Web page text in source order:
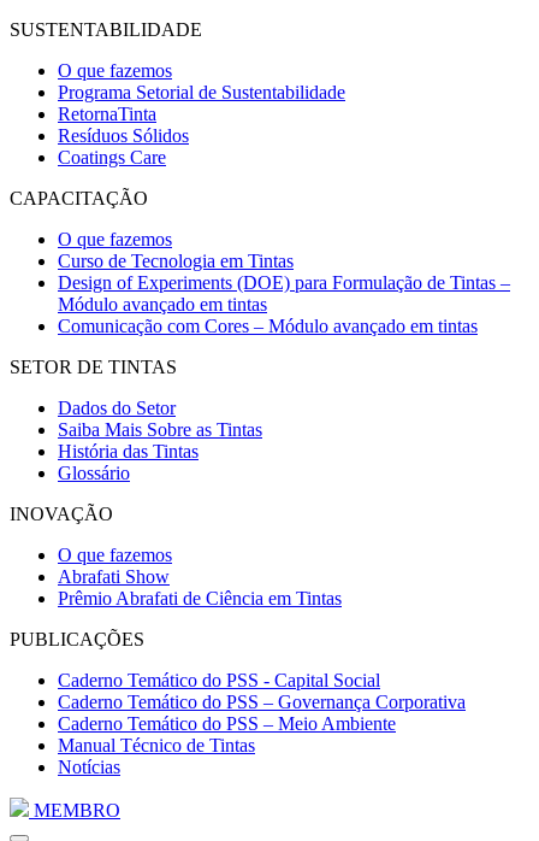
SUSTENTABILIDADE
O que fazemos
Programa Setorial de Sustentabilidade
RetornaTinta
Resíduos Sólidos
Coatings Care
CAPACITAÇÃO
O que fazemos
Curso de Tecnologia em Tintas
Design of Experiments (DOE) para Formulação de Tintas –
Módulo avançado em tintas
Comunicação com Cores – Módulo avançado em tintas
SETOR DE TINTAS
Dados do Setor
Saiba Mais Sobre as Tintas
História das Tintas
Glossário
INOVAÇÃO
O que fazemos
Abrafati Show
Prêmio Abrafati de Ciência em Tintas
PUBLICAÇÕES
Caderno Temático do PSS - Capital Social
Caderno Temático do PSS – Governança Corporativa
Caderno Temático do PSS – Meio Ambiente
Manual Técnico de Tintas
Notícias
MEMBRO